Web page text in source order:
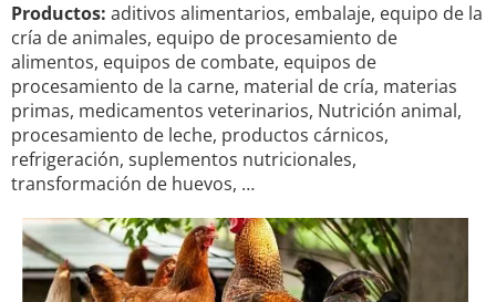
Productos: aditivos alimentarios, embalaje, equipo de la
cría de animales, equipo de procesamiento de
alimentos, equipos de combate, equipos de
procesamiento de la carne, material de cría, materias
primas, medicamentos veterinarios, Nutrición animal,
procesamiento de leche, productos cárnicos,
refrigeración, suplementos nutricionales,
transformación de huevos, …